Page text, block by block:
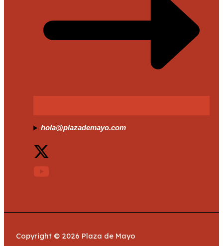
hola@plazademayo.com
Copyright © 2026 Plaza de Mayo